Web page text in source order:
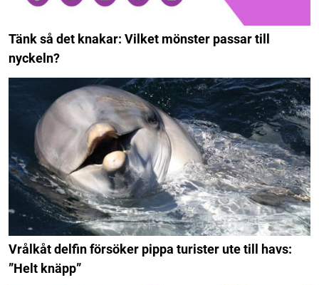
Tänk så det knakar: Vilket mönster passar till
nyckeln?
Vrålkåt delfin försöker pippa turister ute till havs:
”Helt knäpp”